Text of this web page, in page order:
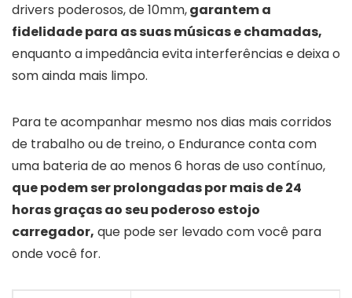
drivers poderosos, de 10mm,garantem a
fidelidade para as suas músicas e chamadas,
enquanto a impedância evita interferências e deixa o
som ainda mais limpo.
Para te acompanhar mesmo nos dias mais corridos
de trabalho ou de treino, o Endurance conta com
uma bateria de ao menos 6 horas de uso contínuo,
que podem ser prolongadas por mais de 24
horas graças ao seu poderoso estojo
carregador, que pode ser levado com você para
onde você for.